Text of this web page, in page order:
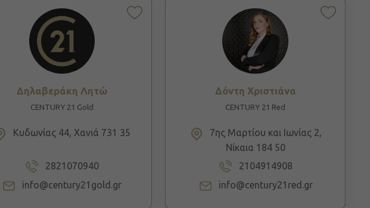
Δηλαβεράκη Λητώ
CENTURY 21 Gold
Κυδωνίας 44, Χανιά 731 35
2821070940
info@century21gold.gr
Δόντη Χριστιάνα
CENTURY 21 Red
7ης Μαρτίου και Ιωνίας 2,
Νίκαια 184 50
2104914908
info@century21red.gr